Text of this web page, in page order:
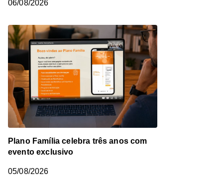
06/08/2026
Plano Família celebra três anos com
evento exclusivo
05/08/2026